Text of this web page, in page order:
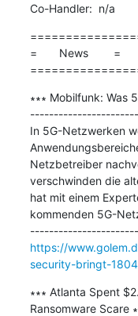
Co-Handler:  n/a
=       News        =
∗∗∗ Mobilfunk: Was
In 5G-Netzwerken
Netzbetreiber
verschwinden die
hat mit einem
kommenden 5G-
https://
security-bringt-
∗∗∗ Atlanta Spent
Ransomware Scare